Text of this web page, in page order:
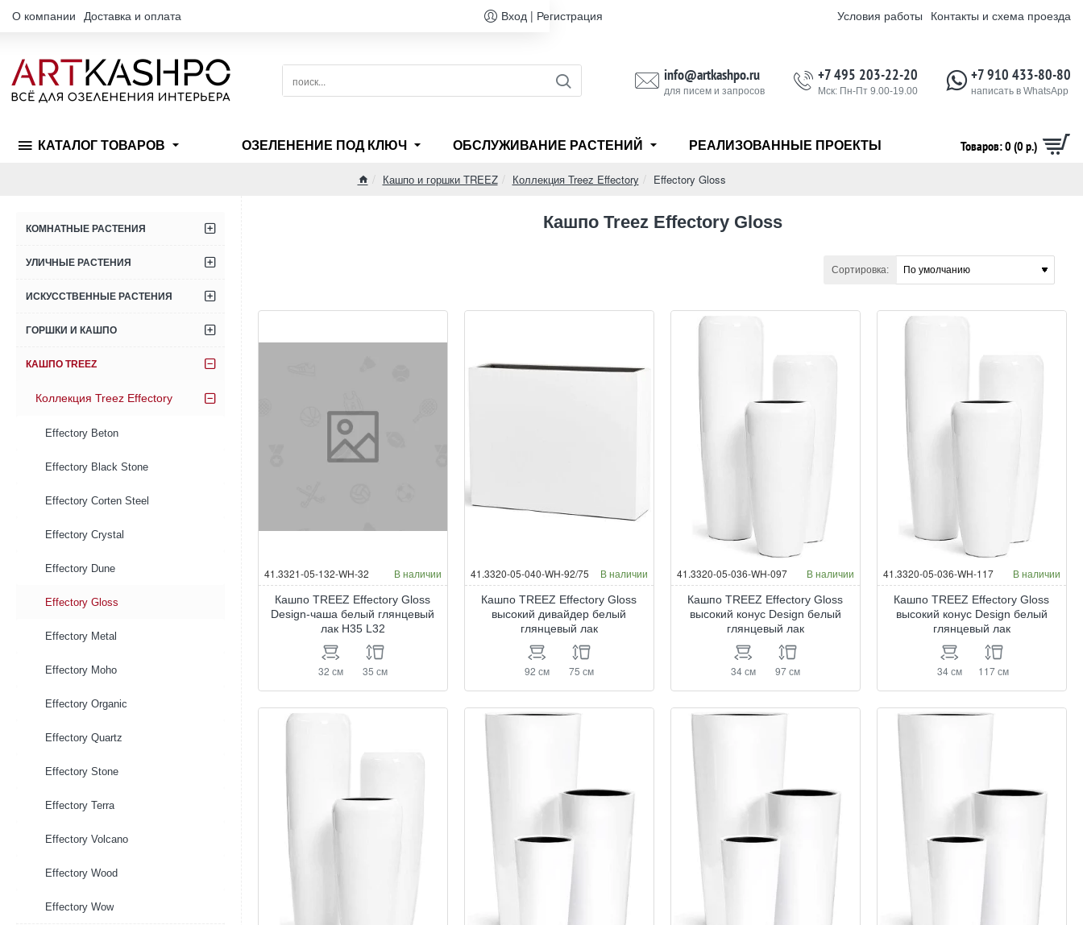
О компании Доставка и оплата Вход | Регистрация Условия работы Контакты и схема проезда
поиск...
info@artkashpo.ru
для писем и запросов
+7 495 203-22-20
Мск: Пн-Пт 9.00-19.00
+7 910 433-80-80
написать в WhatsApp
КАТАЛОГ ТОВАРОВ ОЗЕЛЕНЕНИЕ ПОД КЛЮЧ ОБСЛУЖИВАНИЕ РАСТЕНИЙ РЕАЛИЗОВАННЫЕ ПРОЕКТЫ Товаров: 0 (0 р.)
Кашпо и горшки TREEZ Коллекция Treez Effectory Effectory Gloss
КОМНАТНЫЕ РАСТЕНИЯ
УЛИЧНЫЕ РАСТЕНИЯ
ИСКУССТВЕННЫЕ РАСТЕНИЯ
ГОРШКИ И КАШПО
КАШПО TREEZ
Коллекция Treez Effectory
Effectory Beton
Effectory Black Stone
Effectory Corten Steel
Effectory Crystal
Effectory Dune
Effectory Gloss
Effectory Metal
Effectory Moho
Effectory Organic
Effectory Quartz
Effectory Stone
Effectory Terra
Effectory Volcano
Effectory Wood
Effectory Wow
Кашпо Treez Effectory Gloss
Сортировка:
41.3321-05-132-WH-32 В наличии
Кашпо TREEZ Effectory Gloss
Design-чаша белый глянцевый
лак H35 L32
32 см 35 см
41.3320-05-040-WH-92/75 В наличии
Кашпо TREEZ Effectory Gloss
высокий дивайдер белый
глянцевый лак
92 см 75 см
41.3320-05-036-WH-097 В наличии
Кашпо TREEZ Effectory Gloss
высокий конус Design белый
глянцевый лак
34 см 97 см
41.3320-05-036-WH-117 В наличии
Кашпо TREEZ Effectory Gloss
высокий конус Design белый
глянцевый лак
34 см 117 см